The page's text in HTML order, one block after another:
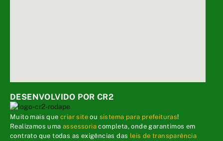
DESENVOLVIDO POR CR2
Muito mais quecriar site ou sistema para prefeituras!
Realizamos umaassessoria completa, onde garantimos em
contrato que todas as exigências das leis de transparência